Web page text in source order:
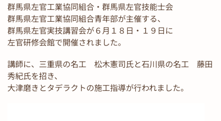
群馬県左官工業協同組合・群馬県左官技能士会
群馬県左官工業協同組合青年部が主催する、
群馬県左官実技講習会が６月１８日・１９日に
左官研修会館で開催されました。
講師に、三重県の名工 松木憲司氏と石川県の名工 藤田
秀紀氏を招き、
大津磨きとタデラクトの施工指導が行われました。